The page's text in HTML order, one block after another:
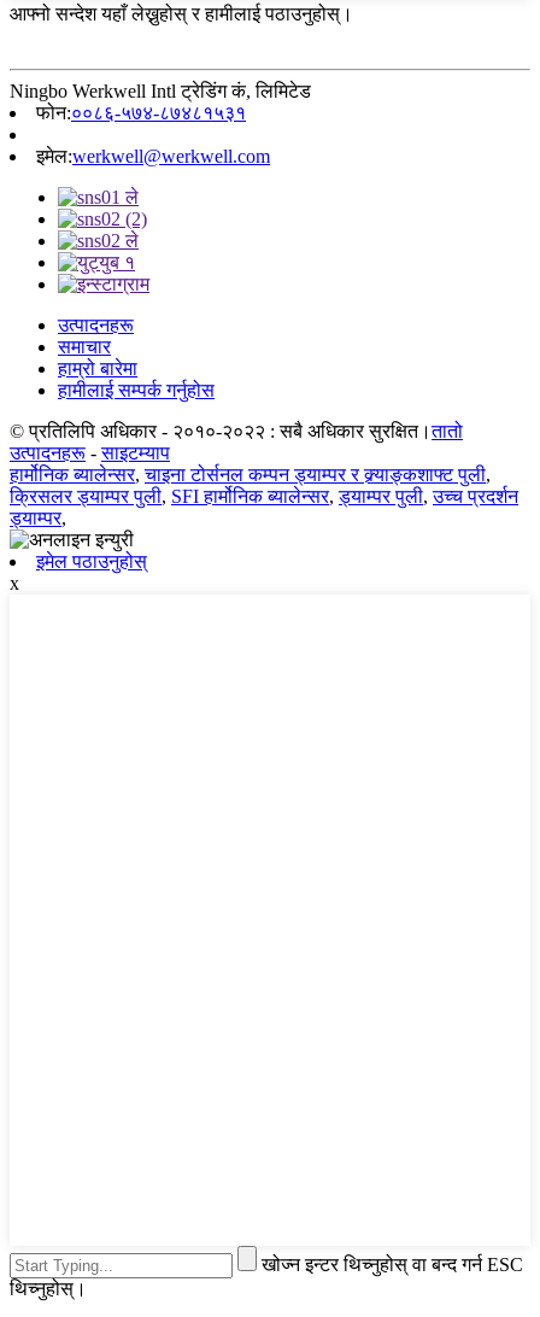
आफ्नो सन्देश यहाँ लेख्नुहोस् र हामीलाई पठाउनुहोस्।
Ningbo Werkwell Intl ट्रेडिंग कं, लिमिटेड
फोन:००८६-५७४-८७४८१५३१
इमेल:werkwell@werkwell.com
उत्पादनहरू
समाचार
हाम्रो बारेमा
हामीलाई सम्पर्क गर्नुहोस
© प्रतिलिपि अधिकार - २०१०-२०२२ : सबै अधिकार सुरक्षित।तातो
उत्पादनहरू -साइटम्याप
हार्मोनिक ब्यालेन्सर,चाइना टोर्सनल कम्पन ड्याम्पर र क्र्याङ्कशाफ्ट पुली,
क्रिसलर ड्याम्पर पुली, SFI हार्मोनिक ब्यालेन्सर,ड्याम्पर पुली,उच्च प्रदर्शन
ड्याम्पर,
इमेल पठाउनुहोस्
x
खोज्न इन्टर थिच्नुहोस् वा बन्द गर्न ESC
थिच्नुहोस्।